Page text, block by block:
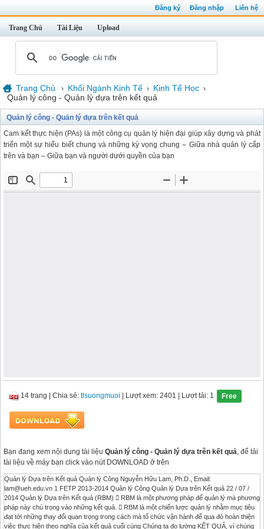
Đăng ký Đăng nhập Liên hệ
Trang Chủ Tài Liệu Upload
Trang Chủ › Khối Ngành Kinh Tế › Kinh Tế Học ›
Quản lý công - Quản lý dựa trên kết quả
Quản lý công - Quản lý dựa trên kết quả
Cam kết thực hiện (PAs) là một công cụ quản lý hiện đại giúp xây dựng và phát
triển một sự hiểu biết chung và những kỳ vọng chung – Giữa nhà quản lý cấp
trên và bạn – Giữa bạn và người dưới quyền của bạn
14 trang Chia sẻ: tlsuongmuoi | Lượt xem: 2401 | Lượt tải: 1 Free
Bạn đang xem nội dung tài liệu Quản lý công - Quản lý dựa trên kết quả, để tải
tài liệu về máy bạn click vào nút DOWNLOAD ở trên
Quản lý Dựa trên Kết quả Quản lý Công Nguyễn Hữu Lam, Ph.D., Email:
lam@ueh.edu.vn 1 FETP 2013-2014 Quản lý Công Quản lý Dựa trên Kết quả 22 / 07 /
2014 Quản lý Dựa trên Kết quả (RBM)  RBM là một phương pháp để quản lý mà phương
pháp này chú trọng vào những kết quả.  RBM là một chiến lược quản lý nhằm mục tiêu
đạt tới những thay đổi quan trọng trong cách mà tổ chức vận hành để qua đó hoàn thiện
việc thực hiện theo nghĩa của kết quả cuối cùng Chúng ta đo lường KẾT QUẢ, vì chúng